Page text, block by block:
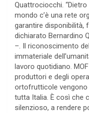
Quattrociocchi.
mondo c’è una rete
garantire disponibilità,
dichiarato Bernardino
–. Il riconoscimento
immateriale
lavoro quotidiano.
produttori e degli
ortofrutticole vengono
tutta Italia. È così che
silenzioso, a rendere